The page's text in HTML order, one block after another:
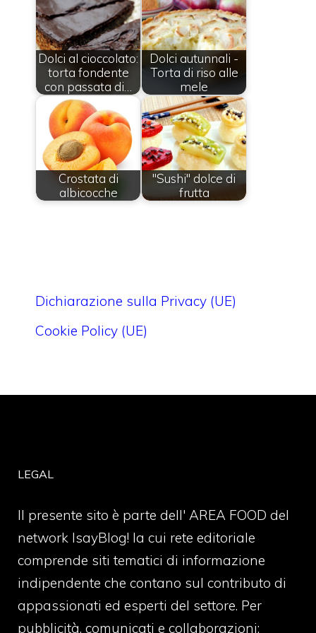
Dolci al cioccolato:
torta fondente
con passata di…
Dolci autunnali -
Torta di riso alle
mele
Crostata di
albicocche
"Sushi" dolce di
frutta
Dichiarazione sulla Privacy (UE)
Cookie Policy (UE)
LEGAL
Il presente sito è parte dell' AREA FOOD del
network IsayBlog! la cui rete editoriale
comprende siti tematici di informazione
indipendente che contano sul contributo di
appassionati ed esperti del settore. Per
pubblicità, comunicati e collaborazioni: